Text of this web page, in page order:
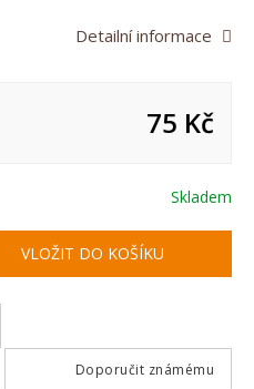
Detailní informace
75 Kč
Skladem
Doporučit známému